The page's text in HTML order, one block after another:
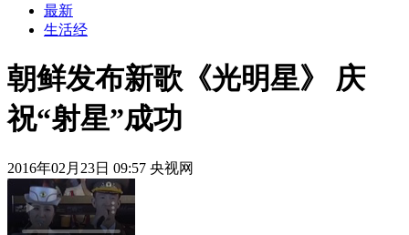
最新
生活经
朝鲜发布新歌《光明星》 庆
祝“射星”成功
2016年02月23日 09:57 央视网